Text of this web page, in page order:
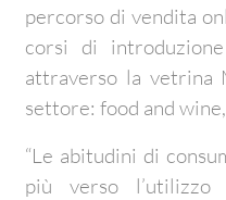
percorso di vendita
corsi di
attraverso la vetrina
settore: food and
“Le abitudini di
più verso